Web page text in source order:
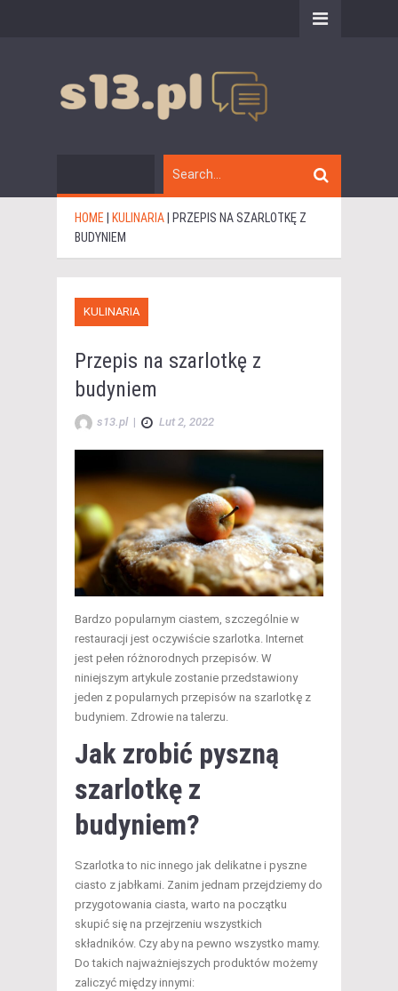
HOME KULINARIA
PRZEPIS NA SZARLOTKĘ Z
BUDYNIEM
KULINARIA
Przepis na szarlotkę z
budyniem
s13.pl | Lut 2, 2022
Bardzo popularnym ciastem, szczególnie w
restauracji jest oczywiście szarlotka. Internet
jest pełen różnorodnych przepisów. W
niniejszym artykule zostanie przedstawiony
jeden z popularnych przepisów na szarlotkę z
budyniem. Zdrowie na talerzu.
Jak zrobić pyszną
szarlotkę z
budyniem?
Szarlotka to nic innego jak delikatne i pyszne
ciasto z jabłkami. Zanim jednam przejdziemy do
przygotowania ciasta, warto na początku
skupić się na przejrzeniu wszystkich
składników. Czy aby na pewno wszystko mamy.
Do takich najważniejszych produktów możemy
zaliczyć między innymi: